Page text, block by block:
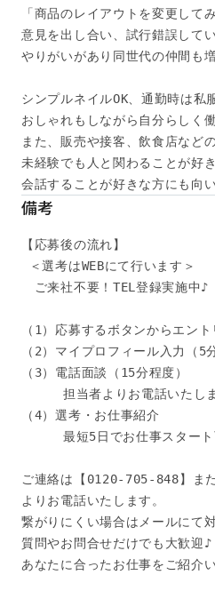
「商品のレイアウトを変更して
意見を出し合い、試行錯誤して
やりがいがあり同世代の仲間も
シンプルネイルOK、通勤時は私
おしゃれもしながら自分らしく
また、販売や接客、飲食店など
未経験でも人と関わることが好き
会話することが好きな方にも向
備考
【応募後の流れ】
＜選考はWEBにて行います＞
ご来社不要！TEL登録実施中♪
（1）応募するボタンからエント
（2）マイプロフィール入力（5
（3）電話面談（15分程度）
担当者よりお電話いたしま
（4）選考・お仕事紹介
最短5日でお仕事スタート
ご連絡は【0120-705-848】ま
よりお電話いたします。
繋がりにくい場合はメールにて
質問やお問合せだけでも大歓迎♪
あなたに合ったお仕事をご紹介